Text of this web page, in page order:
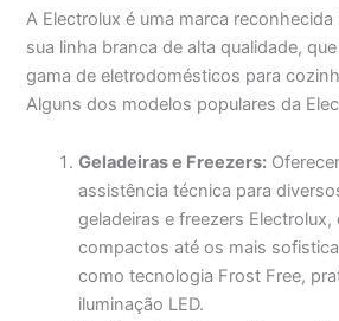
A Electrolux é uma marca
sua linha branca de alta qualidade,
gama de eletrodomésticos para
Alguns dos modelos populares da
Geladeiras e Freezers:
assistência técnica para
geladeiras e freezers Electrolux,
compactos até os mais
como tecnologia Frost Free,
iluminação LED.